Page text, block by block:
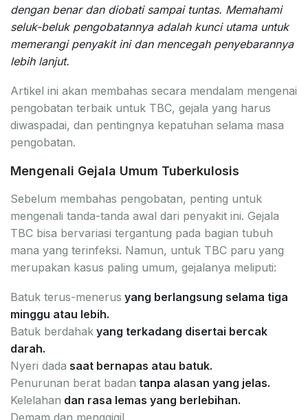
dengan benar dan diobati sampai tuntas. Memahami
seluk-beluk pengobatannya adalah kunci utama untuk
memerangi penyakit ini dan mencegah penyebarannya
lebih lanjut.
Artikel ini akan membahas secara mendalam mengenai
pengobatan terbaik untuk TBC, gejala yang harus
diwaspadai, dan pentingnya kepatuhan selama masa
pengobatan.
Mengenali Gejala Umum Tuberkulosis
Sebelum membahas pengobatan, penting untuk
mengenali tanda-tanda awal dari penyakit ini. Gejala
TBC bisa bervariasi tergantung pada bagian tubuh
mana yang terinfeksi. Namun, untuk TBC paru yang
merupakan kasus paling umum, gejalanya meliputi:
Batuk terus-menerus yang berlangsung selama tiga
minggu atau lebih.
Batuk berdahak yang terkadang disertai bercak
darah.
Nyeri dada saat bernapas atau batuk.
Penurunan berat badan tanpa alasan yang jelas.
Kelelahan dan rasa lemas yang berlebihan.
Demam dan menggigil.